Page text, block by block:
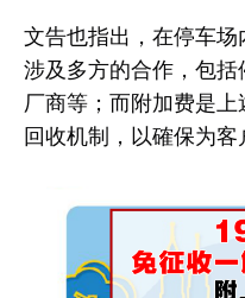
文告也指出，在停车
涉及多方的合作，包
厂商等；而附加费是
回收机制，以確保为客